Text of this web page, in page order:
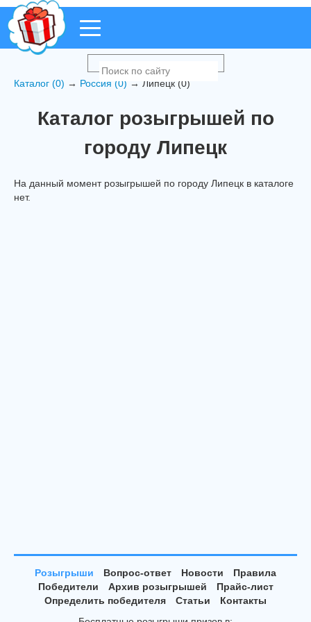
Каталог (0) → Россия (0) → Липецк (0)
Каталог розыгрышей по
городу Липецк
На данный момент розыгрышей по городу Липецк в каталоге
нет.
Розыгрыши Вопрос-ответ Новости
Правила
Победители
Архив розыгрышей
Прайс-лист
Определить победителя
Статьи
Контакты